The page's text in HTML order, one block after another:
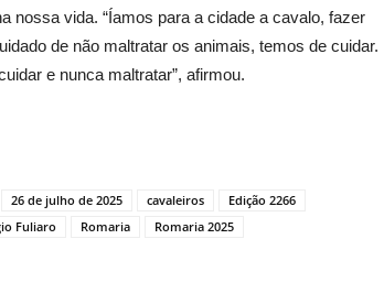
nossa vida. “Íamos para a cidade a cavalo, fazer
de não maltratar os animais, temos de cuidar.
e nunca maltratar”, afirmou.
26 de julho de 2025 cavaleiros
Edição 2266
Fuliaro Romaria
Romaria 2025